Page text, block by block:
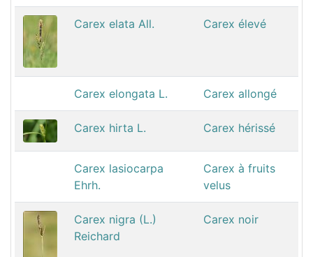
Carex elata All. Carex élevé
Carex elongata L. Carex allongé
Carex hirta L. Carex hérissé
Carex lasiocarpa
Ehrh.
Carex à fruits
velus
Carex nigra (L.)
Reichard
Carex noir